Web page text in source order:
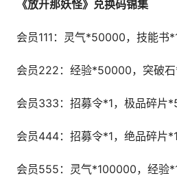
《放开那妖怪》兑换码锦集
会员111：灵气*50000，技能书
会员222：经验*50000，突破石
会员333：招募令*1，极品碎片
会员444：招募令*1，绝品碎片
会员555：灵气*100000，经验